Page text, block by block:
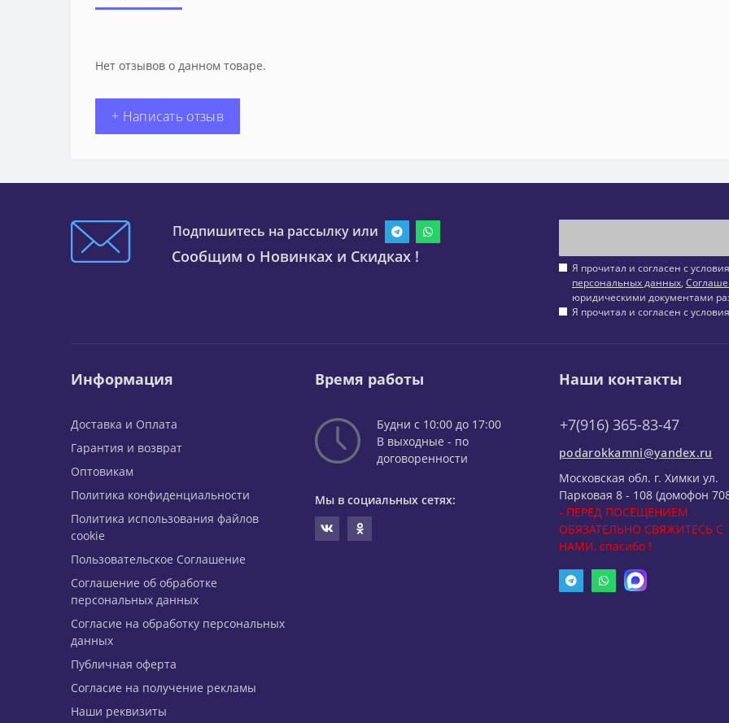
Нет отзывов о данном товаре.
+ Написать отзыв
Подпишитесь на рассылку или
Сообщим о Новинках и Скидках !
Я прочитал и согласен с
персональных данных,
юридическими документами
Я прочитал и согласен с
Информация
Доставка и Оплата
Гарантия и возврат
Оптовикам
Политика конфиденциальности
Политика использования файлов
cookie
Пользовательское Соглашение
Соглашение об обработке
персональных данных
Согласие на обработку персональных
данных
Публичная оферта
Согласие на получение рекламы
Наши реквизиты
Время работы
Будни с 10:00 до 17:00
В выходные - по
договоренности
Мы в социальных сетях:
Наши контакты
+7(916) 365-83-47
podarokkamni@yandex.ru
Московская обл. г. Химки ул.
Парковая 8 - 108 (домофон
- ПЕРЕД ПОСЕЩЕНИЕМ
ОБЯЗАТЕЛЬНО СВЯЖИТЕСЬ С
НАМИ, спасибо !